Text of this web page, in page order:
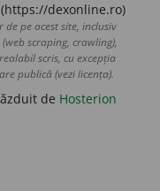
dexonline.ro)
pe acest site, inclusiv
scraping, crawling),
scris, cu excepția
publică (vezi licența).
de Hosterion